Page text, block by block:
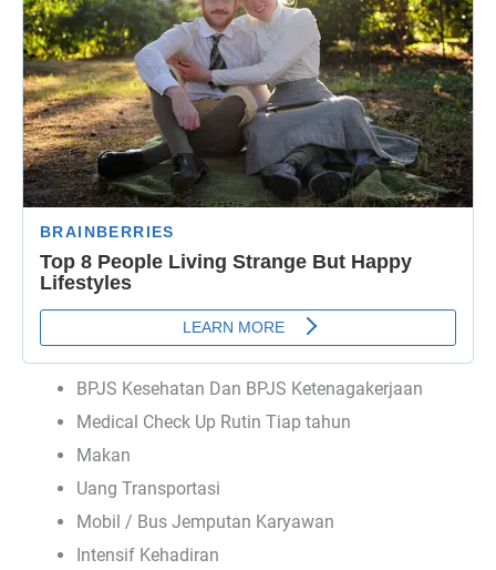
BPJS Kesehatan Dan BPJS Ketenagakerjaan
Medical Check Up Rutin Tiap tahun
Makan
Uang Transportasi
Mobil / Bus Jemputan Karyawan
Intensif Kehadiran